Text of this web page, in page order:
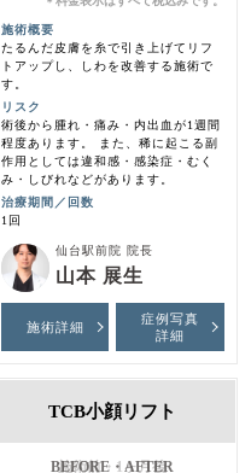
施術概要
たるんだ皮膚を糸で引き上げてリフ
トアップし、しわを改善する施術で
す。
リスク
術後から腫れ・痛み・内出血が1週間
程度あります。 また、稀に起こる副
作用としては違和感・感染症・むく
み・しびれなどがあります。
治療期間／回数
1回
仙台駅前院 院長
山本 展生
施術詳細
症例写真
詳細
TCB小顔リフト
施術前・1ヶ月後